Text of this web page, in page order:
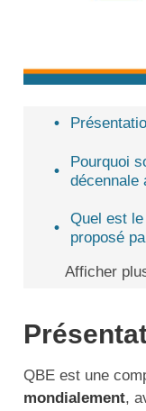
Pourquoi
décennale
Quel est
proposé
Afficher
QBE est une
mondialement,